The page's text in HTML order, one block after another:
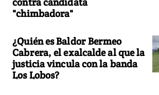
"chimbadora"
¿Quién es Baldor Bermeo
Cabrera, el exalcalde al que la
justicia vincula con la banda
Los Lobos?